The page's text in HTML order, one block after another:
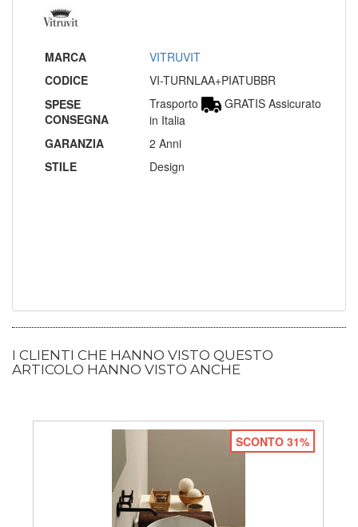
MARCA
VITRUVIT
CODICE
VI-TURNLAA+PIATUBBR
SPESE
CONSEGNA
Trasporto
GRATIS Assicurato
in Italia
GARANZIA
2 Anni
STILE
Design
I CLIENTI CHE HANNO VISTO QUESTO
ARTICOLO HANNO VISTO ANCHE
SCONTO 31%